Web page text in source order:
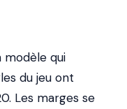
modèle qui
du jeu ont
Les marges se